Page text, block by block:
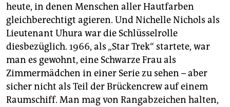
heute, in denen Menschen aller Hautfarben
gleichberechtigt agieren. Und Nichelle Nichols als
Lieutenant Uhura war die Schlüsselrolle
diesbezüglich. 1966, als „Star Trek“ startete, war
man es gewohnt, eine Schwarze Frau als
Zimmermädchen in einer Serie zu sehen – aber
sicher nicht als Teil der Brückencrew auf einem
Raumschiff. Man mag von Rangabzeichen halten,